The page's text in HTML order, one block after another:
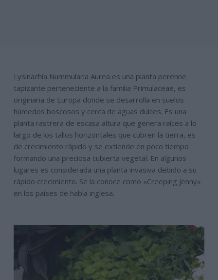
Lysinachia Nummularia Aurea es una planta perenne
tapizante perteneciente a la familia Primulaceae, es
originaria de Europa donde se desarrolla en suelos
húmedos boscosos y cerca de aguas dulces. Es una
planta rastrera de escasa altura que genera raíces a lo
largo de los tallos horizontales que cubren la tierra, es
de crecimiento rápido y se extiende en poco tiempo
formando una preciosa cubierta vegetal. En algunos
lugares es considerada una planta invasiva debido a su
rápido crecimiento. Se la conoce como «Creeping Jenny»
en los países de habla inglesa.